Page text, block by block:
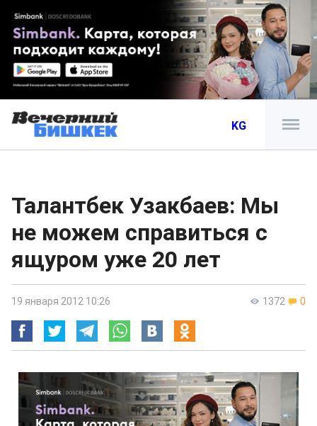
KG
Талантбек Узакбаев: Мы
не можем справиться с
ящуром уже 20 лет
1372 0
19 января 2012 10:26